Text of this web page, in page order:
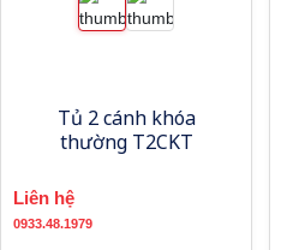
Tủ 2 cánh khóa
thường T2CKT
Liên hệ
0933.48.1979